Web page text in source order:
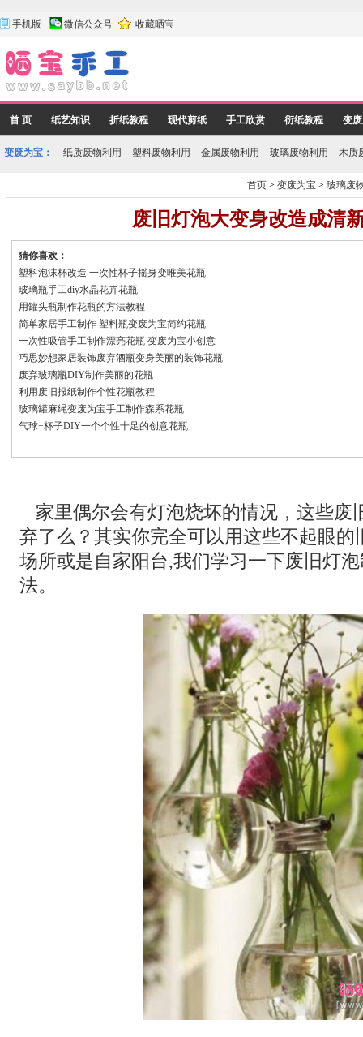
手机版 微信公众号 收藏晒宝
首 页 纸艺知识 折纸教程 现代剪纸 手工欣赏 衍纸教程 变
变废为宝： 纸质废物利用 塑料废物利用 金属废物利用 玻璃废物利用 木质
首页 >变废为宝 >玻璃废
废旧灯泡大变身改造成清
猜你喜欢：
塑料泡沫杯改造 一次性杯子摇身变唯美花瓶
玻璃瓶手工diy水晶花卉花瓶
用罐头瓶制作花瓶的方法教程
简单家居手工制作 塑料瓶变废为宝简约花瓶
一次性吸管手工制作漂亮花瓶 变废为宝小创意
巧思妙想家居装饰废弃酒瓶变身美丽的装饰花瓶
废弃玻璃瓶DIY制作美丽的花瓶
利用废旧报纸制作个性花瓶教程
玻璃罐麻绳变废为宝手工制作森系花瓶
气球+杯子DIY一个个性十足的创意花瓶
家里偶尔会有灯泡烧坏的情况，这些废
弃了么？其实你完全可以用这些不起眼的
场所或是自家阳台,我们学习一下废旧灯
法。